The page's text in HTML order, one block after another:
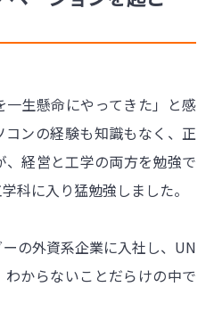
生懸命にやってきた」と感
コンの経験も知識もなく、正
経営と工学の両方を勉強で
科に入り猛勉強しました。
の外資系企業に入社し、UN
からないことだらけの中で